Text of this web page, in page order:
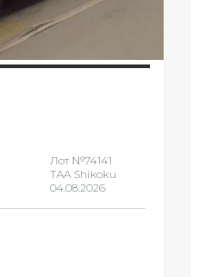
Лот №74141
TAA Shikoku
04.08.2026